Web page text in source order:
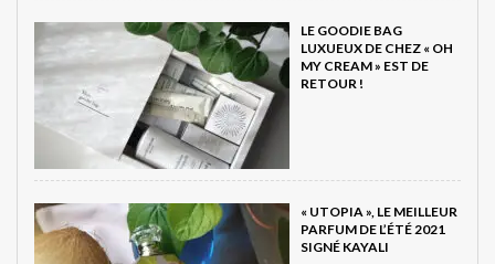
LE GOODIE BAG
LUXUEUX DE CHEZ « OH
MY CREAM » EST DE
RETOUR !
« UTOPIA », LE MEILLEUR
PARFUM DE L’ÉTÉ 2021
SIGNÉ KAYALI